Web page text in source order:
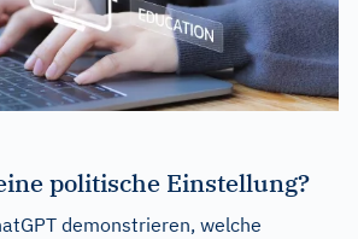
politische Einstellung?
demonstrieren, welche